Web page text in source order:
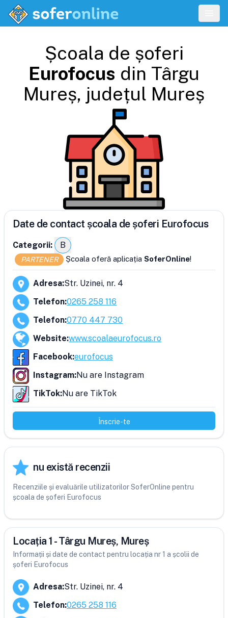
Școala de șoferi
Eurofocus din Târgu
Mureș, județul Mureș
Date de contact școala de șoferi Eurofocus
Categorii: B
PARTENER Școala oferă aplicația SoferOnline!
Adresa:Str. Uzinei, nr. 4
Telefon:0265 258 116
Telefon:0770 447 730
Website:www.scoalaeurofocus.ro
Facebook:eurofocus
Instagram:Nu are Instagram
TikTok:Nu are TikTok
Înscrie-te
nu există recenzii
Recenziile și evaluările utilizatorilor SoferOnline pentru
școala de șoferi Eurofocus
Locația 1 - Târgu Mureș, Mureș
Informații și date de contact pentru locația nr 1 a școlii de
șoferi Eurofocus
Adresa:Str. Uzinei, nr. 4
Telefon:0265 258 116